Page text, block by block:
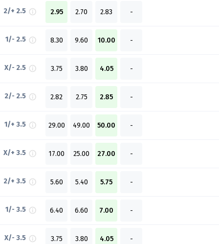
2/+ 2.5 2.95 2.70 2.83 -
1/- 2.5 8.30 9.60 10.00 -
X/- 2.5 3.75 3.80 4.05 -
2/- 2.5 2.82 2.75 2.85 -
1/+ 3.5 29.00 49.00 50.00 -
X/+ 3.5 17.00 25.00 27.00 -
2/+ 3.5 5.60 5.40 5.75 -
1/- 3.5 6.40 6.60 7.00 -
X/- 3.5 3.75 3.80 4.05 -